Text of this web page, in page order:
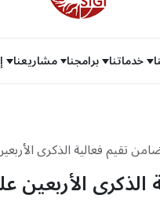
خدماتنا برامجنا مشاريعنا
تقيم فعالية الذكرى
الذكرى